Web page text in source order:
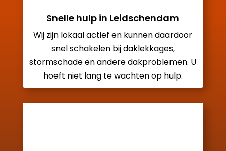
Snelle hulp in Leidschendam
Wij zijn lokaal actief en kunnen daardoor
snel schakelen bij daklekkages,
stormschade en andere dakproblemen. U
hoeft niet lang te wachten op hulp.